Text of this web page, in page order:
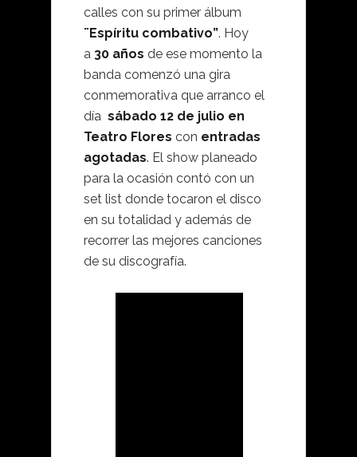
calles con su primer álbum
¨Espíritu combativo”. Hoy
a 30 años de ese momento la
banda comenzó una gira
conmemorativa que arranco el
día sábado 12 de julio en
Teatro Flores con entradas
agotadas. El show planeado
para la ocasión contó con un
set list donde tocaron el disco
en su totalidad y además de
recorrer las mejores canciones
de su discografía.